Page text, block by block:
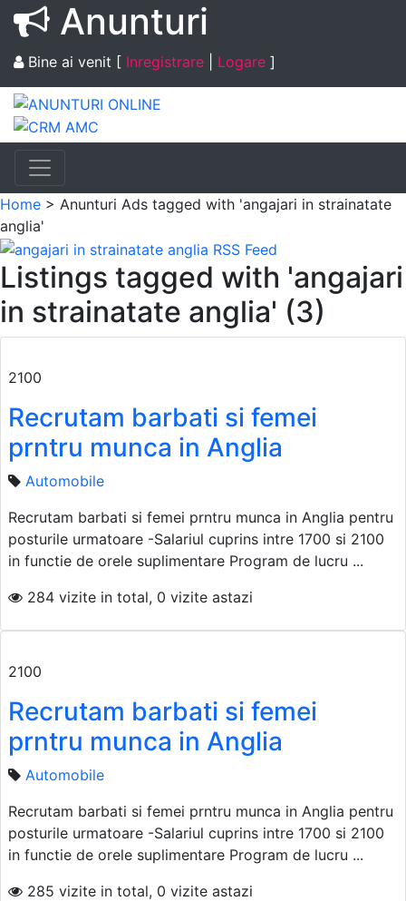
Anunturi
Bine ai venit [ Inregistrare Logare ]
Home > Anunturi Ads tagged with 'angajari in strainatate
anglia'
Listings tagged with 'angajari
in strainatate anglia' (3)
2100
Recrutam barbati si femei
prntru munca in Anglia
Automobile
Recrutam barbati si femei prntru munca in Anglia pentru
posturile urmatoare -Salariul cuprins intre 1700 si 2100
in functie de orele suplimentare Program de lucru ...
284 vizite in total, 0 vizite astazi
2100
Recrutam barbati si femei
prntru munca in Anglia
Automobile
Recrutam barbati si femei prntru munca in Anglia pentru
posturile urmatoare -Salariul cuprins intre 1700 si 2100
in functie de orele suplimentare Program de lucru ...
285 vizite in total, 0 vizite astazi